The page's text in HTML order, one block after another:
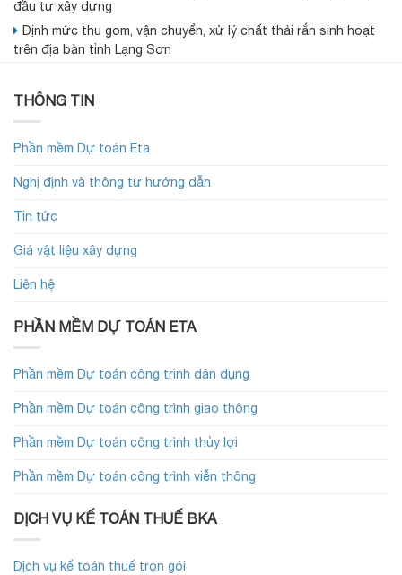
đầu tư xây dựng
Định mức thu gom, vận chuyển, xử lý chất thải rắn sinh hoạt
trên địa bàn tỉnh Lạng Sơn
THÔNG TIN
Phần mềm Dự toán Eta
Nghị định và thông tư hướng dẫn
Tin tức
Giá vật liệu xây dựng
Liên hệ
PHẦN MỀM DỰ TOÁN ETA
Phần mềm Dự toán công trình dân dụng
Phần mềm Dự toán công trình giao thông
Phần mềm Dự toán công trình thủy lợi
Phần mềm Dự toán công trình viễn thông
DỊCH VỤ KẾ TOÁN THUẾ BKA
Dịch vụ kế toán thuế trọn gói